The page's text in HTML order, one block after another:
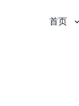
首页